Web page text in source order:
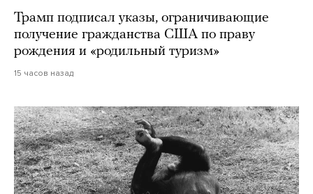
Трамп подписал указы, ограничивающие
получение гражданства США по праву
рождения и «родильный туризм»
15 часов назад